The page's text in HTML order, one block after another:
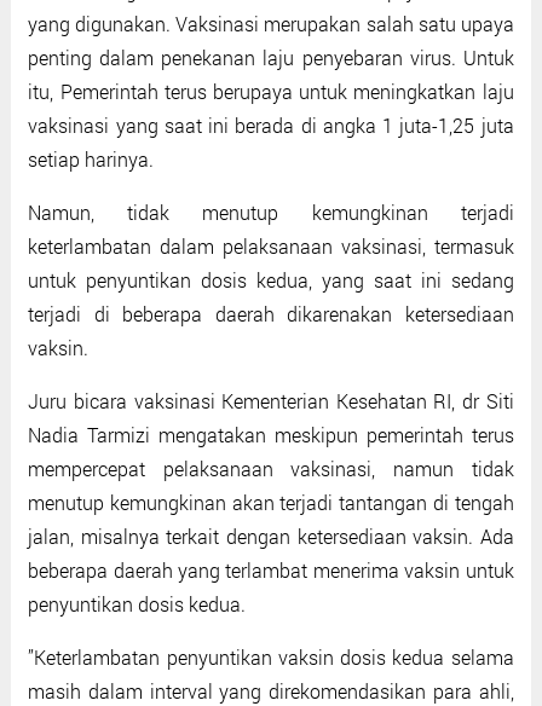
yang digunakan. Vaksinasi merupakan salah satu upaya
penting dalam penekanan laju penyebaran virus. Untuk
itu, Pemerintah terus berupaya untuk meningkatkan laju
vaksinasi yang saat ini berada di angka 1 juta-1,25 juta
setiap harinya.
Namun, tidak menutup kemungkinan terjadi
keterlambatan dalam pelaksanaan vaksinasi, termasuk
untuk penyuntikan dosis kedua, yang saat ini sedang
terjadi di beberapa daerah dikarenakan ketersediaan
vaksin.
Juru bicara vaksinasi Kementerian Kesehatan RI, dr Siti
Nadia Tarmizi mengatakan meskipun pemerintah terus
mempercepat pelaksanaan vaksinasi, namun tidak
menutup kemungkinan akan terjadi tantangan di tengah
jalan, misalnya terkait dengan ketersediaan vaksin. Ada
beberapa daerah yang terlambat menerima vaksin untuk
penyuntikan dosis kedua.
’’Keterlambatan penyuntikan vaksin dosis kedua selama
masih dalam interval yang direkomendasikan para ahli,